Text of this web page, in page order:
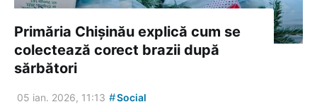
Primăria Chișinău explică cum se
colectează corect brazii după
sărbători
05 ian. 2026, 11:13 #Social